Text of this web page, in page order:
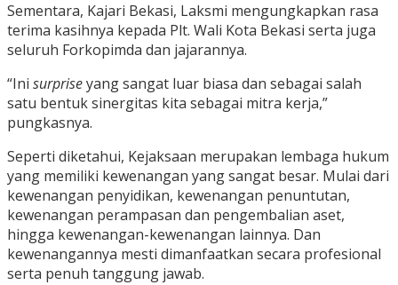
Sementara, Kajari Bekasi, Laksmi mengungkapkan rasa
terima kasihnya kepada Plt. Wali Kota Bekasi serta juga
seluruh Forkopimda dan jajarannya.
“Ini surpriseyang sangat luar biasa dan sebagai salah
satu bentuk sinergitas kita sebagai mitra kerja,”
pungkasnya.
Seperti diketahui, Kejaksaan merupakan lembaga hukum
yang memiliki kewenangan yang sangat besar. Mulai dari
kewenangan penyidikan, kewenangan penuntutan,
kewenangan perampasan dan pengembalian aset,
hingga kewenangan-kewenangan lainnya. Dan
kewenangannya mesti dimanfaatkan secara profesional
serta penuh tanggung jawab.